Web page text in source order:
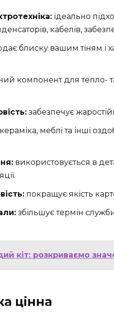
ідеально
кабелів,
блиску вашим тіням і
компонент для тепло-
забезпечує
кераміка, меблі та інші
використовується в
покращує якість
збільшує термін
кіт: розкриваємо
цінна